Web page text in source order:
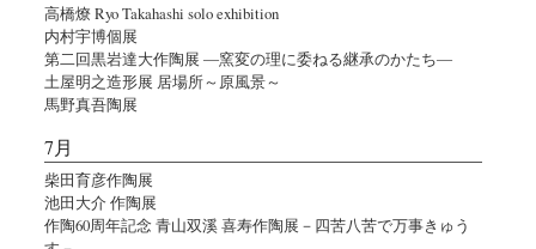
高橋燎 Ryo Takahashi solo exhibition
内村宇博個展
第二回黒岩達大作陶展 ―窯変の理に委ねる継承のかたち―
土屋明之造形展 居場所～原風景～
馬野真吾陶展
7月
柴田育彦作陶展
池田大介 作陶展
作陶60周年記念 青山双溪 喜寿作陶展－四苦八苦で万事きゅう